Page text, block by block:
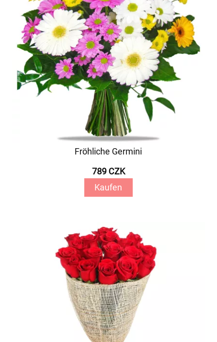
Fröhliche Germini
789 CZK
Kaufen